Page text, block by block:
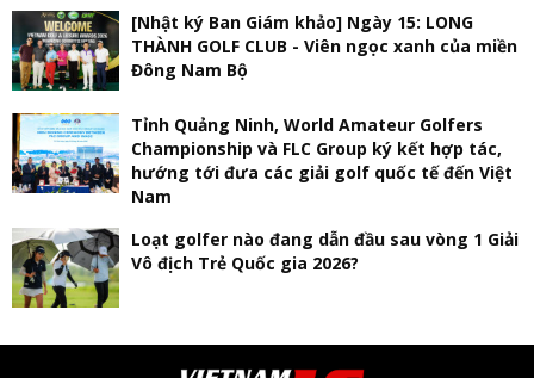
[Nhật ký Ban Giám khảo] Ngày 15: LONG
THÀNH GOLF CLUB - Viên ngọc xanh của miền
Đông Nam Bộ
Tỉnh Quảng Ninh, World Amateur Golfers
Championship và FLC Group ký kết hợp tác,
hướng tới đưa các giải golf quốc tế đến Việt
Nam
Loạt golfer nào đang dẫn đầu sau vòng 1 Giải
Vô địch Trẻ Quốc gia 2026?